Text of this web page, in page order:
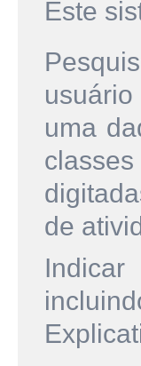
Este
uma
de